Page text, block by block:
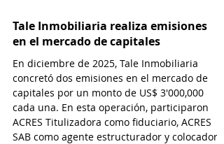
Tale Inmobiliaria realiza emisiones
en el mercado de capitales
En diciembre de 2025, Tale Inmobiliaria
concretó dos emisiones en el mercado de
capitales por un monto de US$ 3'000,000
cada una. En esta operación, participaron
ACRES Titulizadora como fiduciario, ACRES
SAB como agente estructurador y colocador,